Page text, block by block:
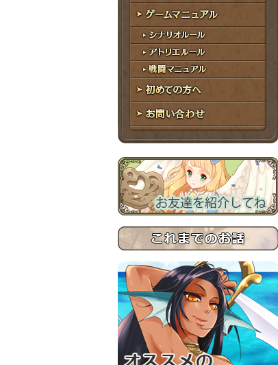
サイドストーリー
ゲームマニュアル
シナリオルール
アトリエルール
戦闘マニュアル
初めての方へ
お問い合わせ